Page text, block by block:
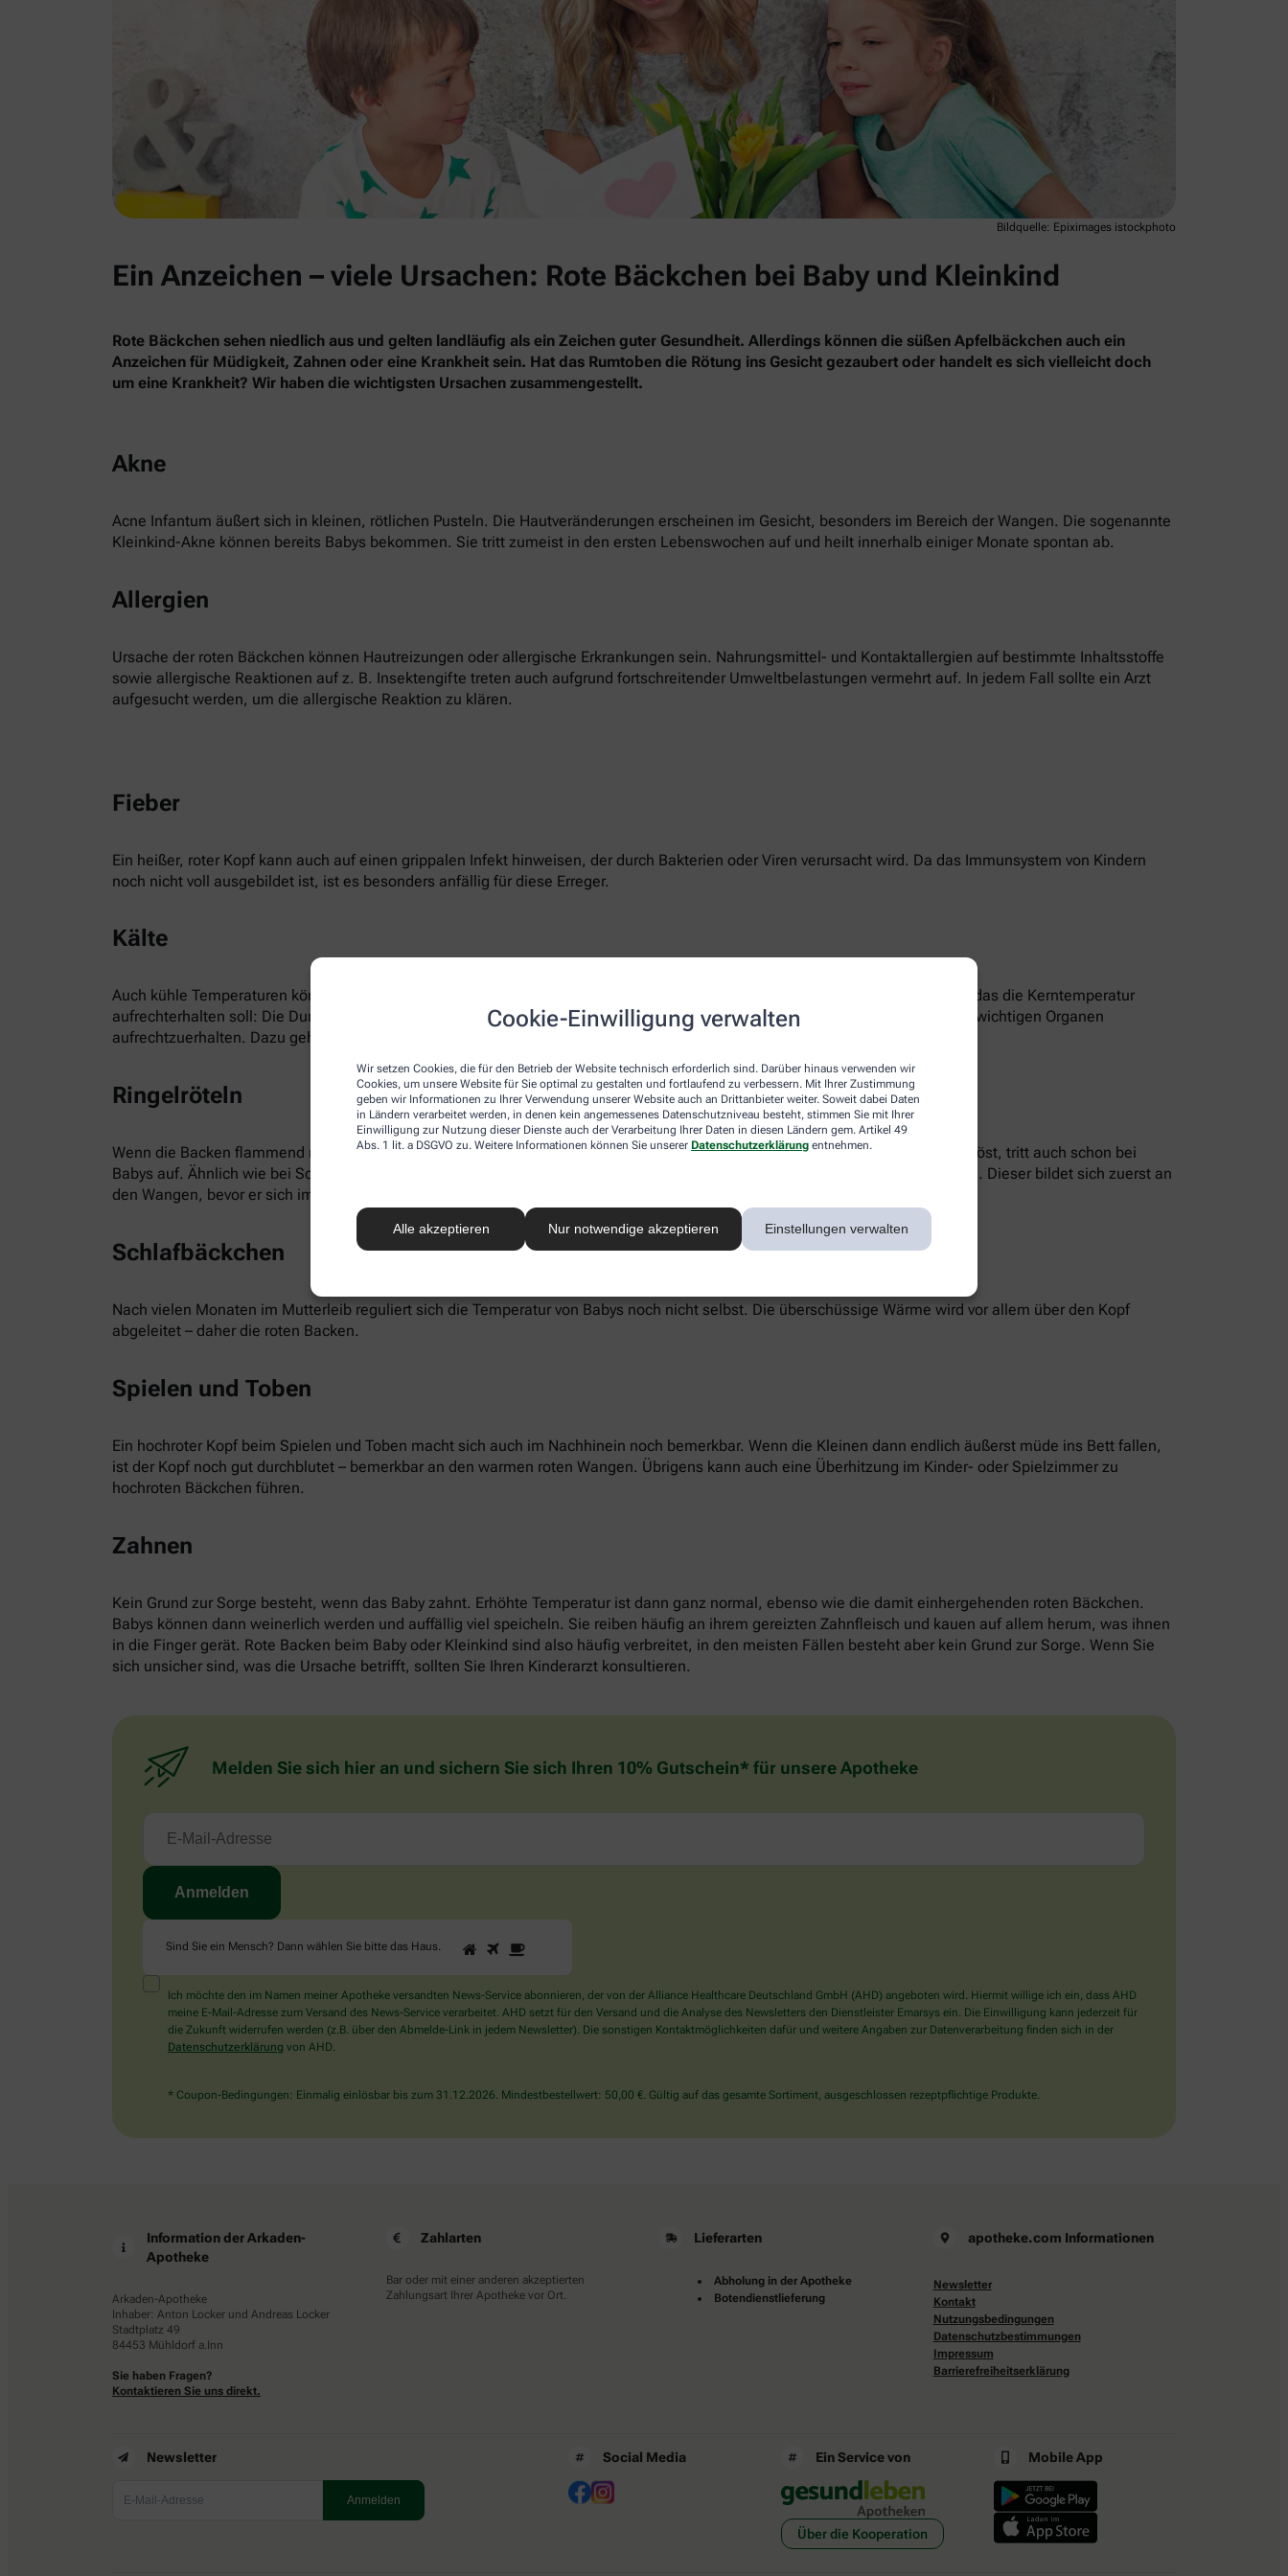
Cookie-Einwilligung verwalten
Wir setzen Cookies, die für den Betrieb der Website technisch erforderlich sind. Darüber hinaus verwenden wir
Cookies, um unsere Website für Sie optimal zu gestalten und fortlaufend zu verbessern. Mit Ihrer Zustimmung
geben wir Informationen zu Ihrer Verwendung unserer Website auch an Drittanbieter weiter. Soweit dabei Daten
in Ländern verarbeitet werden, in denen kein angemessenes Datenschutzniveau besteht, stimmen Sie mit Ihrer
Einwilligung zur Nutzung dieser Dienste auch der Verarbeitung Ihrer Daten in diesen Ländern gem. Artikel 49
Abs. 1 lit. a DSGVO zu. Weitere Informationen können Sie unserer Datenschutzerklärung entnehmen.
Alle akzeptieren Nur notwendige akzeptieren Einstellungen verwalten
Bildquelle: Epiximages istockphoto
Ein Anzeichen – viele Ursachen: Rote Bäckchen bei Baby und Kleinkind
Rote Bäckchen sehen niedlich aus und gelten landläufig als ein Zeichen guter Gesundheit. Allerdings können die süßen Apfelbäckchen auch ein
Anzeichen für Müdigkeit, Zahnen oder eine Krankheit sein. Hat das Rumtoben die Rötung ins Gesicht gezaubert oder handelt es sich vielleicht doch
um eine Krankheit? Wir haben die wichtigsten Ursachen zusammengestellt.
Akne
Acne Infantum äußert sich in kleinen, rötlichen Pusteln. Die Hautveränderungen erscheinen im Gesicht, besonders im Bereich der Wangen. Die sogenannte
Kleinkind-Akne können bereits Babys bekommen. Sie tritt zumeist in den ersten Lebenswochen auf und heilt innerhalb einiger Monate spontan ab.
Allergien
Ursache der roten Bäckchen können Hautreizungen oder allergische Erkrankungen sein. Nahrungsmittel- und Kontaktallergien auf bestimmte Inhaltsstoffe
sowie allergische Reaktionen auf z. B. Insektengifte treten auch aufgrund fortschreitender Umweltbelastungen vermehrt auf. In jedem Fall sollte ein Arzt
aufgesucht werden, um die allergische Reaktion zu klären.
Fieber
Ein heißer, roter Kopf kann auch auf einen grippalen Infekt hinweisen, der durch Bakterien oder Viren verursacht wird. Da das Immunsystem von Kindern
noch nicht voll ausgebildet ist, ist es besonders anfällig für diese Erreger.
Kälte
Auch kühle Temperaturen können für rote Bäckchen verantwortlich sein. Der Körper reagiert dann sofort mit einem Programm, das die Kerntemperatur
aufrechterhalten soll: Die Durchblutung wird in Extremitäten wie den Händen gedrosselt, um sie in Körperteilen mit überlebenswichtigen Organen
aufrechtzuerhalten. Dazu gehören neben dem Torso mit Lunge, Leber, Herz und Nieren auch der Kopf mit dem Gehirn.
Ringelröteln
Wenn die Backen flammend rot sind, kann es sich um Ringelröteln handeln. Der hoch ansteckende Virus, der die Infektion auslöst, tritt auch schon bei
Babys auf. Ähnlich wie bei Scharlach, Masern, Röteln oder dem Dreitagefieber erscheinen Ringelröteln als roter Hautausschlag. Dieser bildet sich zuerst an
den Wangen, bevor er sich im gesamten Gesicht ausbreitet.
Schlafbäckchen
Nach vielen Monaten im Mutterleib reguliert sich die Temperatur von Babys noch nicht selbst. Die überschüssige Wärme wird vor allem über den Kopf
abgeleitet – daher die roten Backen.
Spielen und Toben
Ein hochroter Kopf beim Spielen und Toben macht sich auch im Nachhinein noch bemerkbar. Wenn die Kleinen dann endlich äußerst müde ins Bett fallen,
ist der Kopf noch gut durchblutet – bemerkbar an den warmen roten Wangen. Übrigens kann auch eine Überhitzung im Kinder- oder Spielzimmer zu
hochroten Bäckchen führen.
Zahnen
Kein Grund zur Sorge besteht, wenn das Baby zahnt. Erhöhte Temperatur ist dann ganz normal, ebenso wie die damit einhergehenden roten Bäckchen.
Babys können dann weinerlich werden und auffällig viel speicheln. Sie reiben häufig an ihrem gereizten Zahnfleisch und kauen auf allem herum, was ihnen
in die Finger gerät. Rote Backen beim Baby oder Kleinkind sind also häufig verbreitet, in den meisten Fällen besteht aber kein Grund zur Sorge. Wenn Sie
sich unsicher sind, was die Ursache betrifft, sollten Sie Ihren Kinderarzt konsultieren.
Melden Sie sich hier an und sichern Sie sich Ihren 10% Gutschein* für unsere Apotheke
Sind Sie ein Mensch? Dann wählen Sie bitte das Haus
Sie
Mensch?
Dann
wählen
Haus.
1 2
Ich möchte den im Namen meiner Apotheke versandten News-Service abonnieren, der von der Alliance Healthcare Deutschland GmbH (AHD) angeboten wird. Hiermit willige ich ein, dass AHD
meine E-Mail-Adresse zum Versand des News-Service verarbeitet. AHD setzt für den Versand und die Analyse des Newsletters den Dienstleister Emarsys ein. Die Einwilligung kann jederzeit für
die Zukunft widerrufen werden (z.B. über den Abmelde-Link in jedem Newsletter). Die sonstigen Kontaktmöglichkeiten dafür und weitere Angaben zur Datenverarbeitung finden sich in der
Datenschutzerklärung von AHD.
* Coupon-Bedingungen: Einmalig einlösbar bis zum 31.12.2026. Mindestbestellwert: 50,00 €. Gültig auf das gesamte Sortiment, ausgeschlossen rezeptpflichtige Produkte.
Information der Arkaden-
Apotheke
Arkaden-Apotheke
Inhaber: Anton Locker und Andreas Locker
Stadtplatz 49
84453 Mühldorf a.Inn
Sie haben Fragen?
Kontaktieren Sie uns direkt.
Zahlarten
Bar oder mit einer anderen akzeptierten
Zahlungsart Ihrer Apotheke vor Ort.
Lieferarten
Abholung in der Apotheke
Botendienstlieferung
apotheke.com Informationen
Newsletter
Kontakt
Nutzungsbedingungen
Datenschutzbestimmungen
Impressum
Barrierefreiheitserklärung
Newsletter Social Media Ein Service von
Über die Kooperation
Mobile App